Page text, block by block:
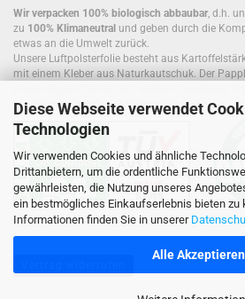
Diese Webseite verwendet
Technologien
Wir verwenden Cookies und ähnliche
Drittanbietern, um die ordentliche
gewährleisten, die Nutzung unseres
ein bestmögliches Einkaufserlebnis bieten zu
Informationen finden Sie in unserer
Alle Akzeptieren
Wir verpacken 100% biologisch abbaubar, d.h.
zu 100% Klimaneutral und geben durch die
etwas an die Umwelt zurück.
Unsere Luftpolsterfolie besteht aus
mit einem Kleber aus Naturkautschuk. Der
Füllmaterial, bereits im Kreislauf befinden.